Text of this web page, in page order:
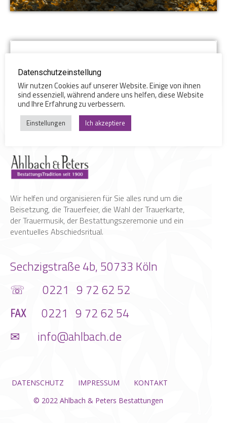
gehen wir auf Ihre speziellen Fragen
ein.
Wir helfen und organisieren für Sie alles rund um die
Beisetzung, die Trauerfeier, die Wahl der Trauerkarte,
der Trauermusik, der Bestattungszeremonie und ein
eventuelles Abschiedsritual.
Sechzigstraße 4b, 50733 Köln
☏ 0221 9 72 62 52
℻ 0221 9 72 62 54
✉ info@ahlbach.de
DATENSCHUTZ IMPRESSUM
KONTAKT
© 2022 Ahlbach & Peters Bestattungen
Datenschutzeinstellung
Wir nutzen Cookies auf unserer Website. Einige von ihnen
sind essenziell, während andere uns helfen, diese Website
und Ihre Erfahrung zu verbessern.
Einstellungen Ich akzeptiere